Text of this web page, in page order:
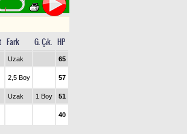
Fark G. Çık. HP
Uzak 65
2,5 Boy 57
Uzak 1 Boy 51
40